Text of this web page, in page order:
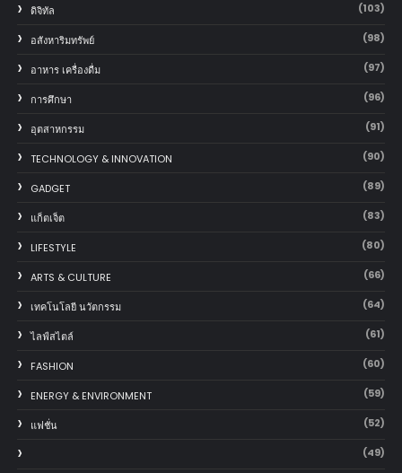
ดิจิทัล (103)
อสังหาริมทรัพย์ (98)
อาหาร เครื่องดื่ม (97)
การศึกษา (96)
อุตสาหกรรม (91)
TECHNOLOGY & INNOVATION (90)
GADGET (89)
แก็ตเจ็ต (83)
LIFESTYLE (80)
ARTS & CULTURE (66)
เทคโนโลยี นวัตกรรม (64)
ไลฟ์สไตล์ (61)
FASHION (60)
ENERGY & ENVIRONMENT (59)
แฟชั่น (52)
(49)